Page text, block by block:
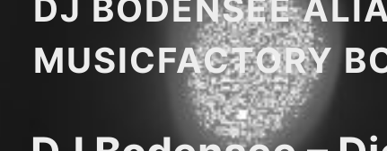
DJ BODENSEE
MUSICFACTORY